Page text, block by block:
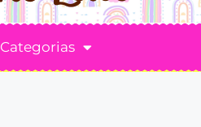
Categorias